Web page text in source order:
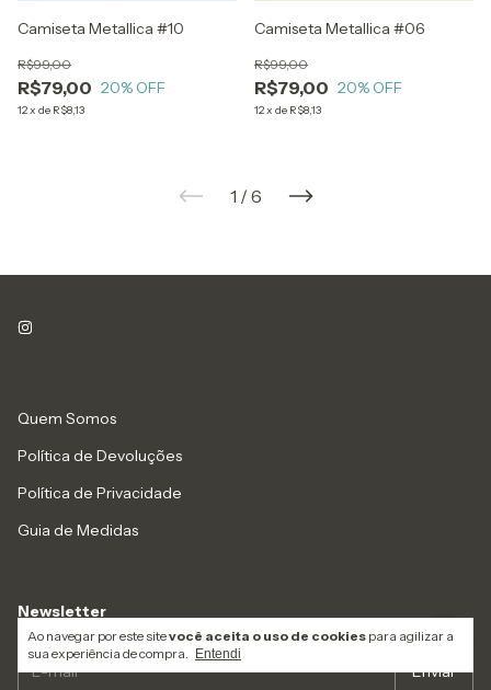
Ao navegar por este sitevocê aceita o uso de cookies para agilizar a
sua experiência de compra.
Entendi
Camiseta Metallica #10
R$79,00
R$99,00
20% OFF
12x de R$8,13
Camiseta Metallica #06
R$79,00
R$99,00
20% OFF
12x de R$8,13
1 / 6
Quem Somos
Política de Devoluções
Política de Privacidade
Guia de Medidas
Newsletter